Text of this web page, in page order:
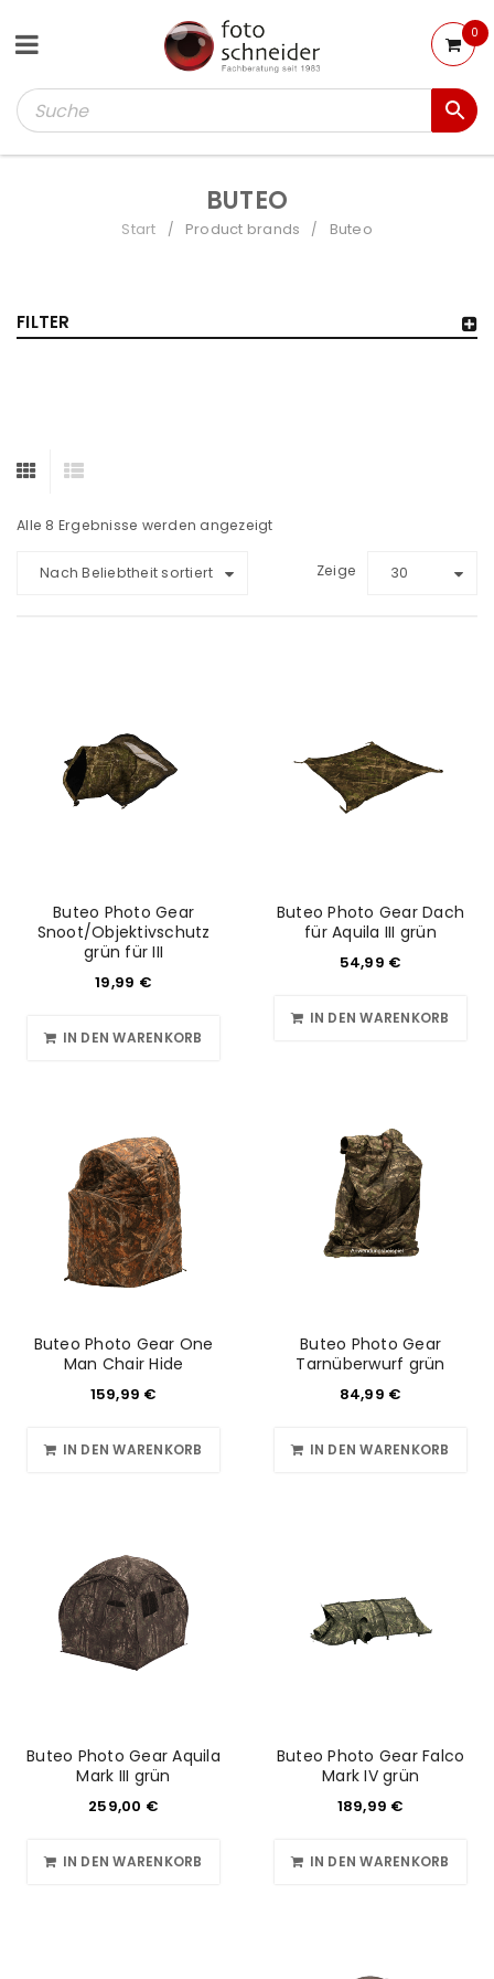
0
BUTEO
Start / Product brands / Buteo
FILTER
Alle 8 Ergebnisse werden angezeigt
Nach Beliebtheit sortiert Zeige 30
Buteo Photo Gear
Snoot/Objektivschutz
grün für III
19,99 €
IN DEN WARENKORB
Buteo Photo Gear Dach
für Aquila III grün
54,99 €
IN DEN WARENKORB
Buteo Photo Gear One
Man Chair Hide
159,99 €
IN DEN WARENKORB
Buteo Photo Gear
Tarnüberwurf grün
84,99 €
IN DEN WARENKORB
Buteo Photo Gear Aquila
Mark III grün
259,00 €
IN DEN WARENKORB
Buteo Photo Gear Falco
Mark IV grün
189,99 €
IN DEN WARENKORB